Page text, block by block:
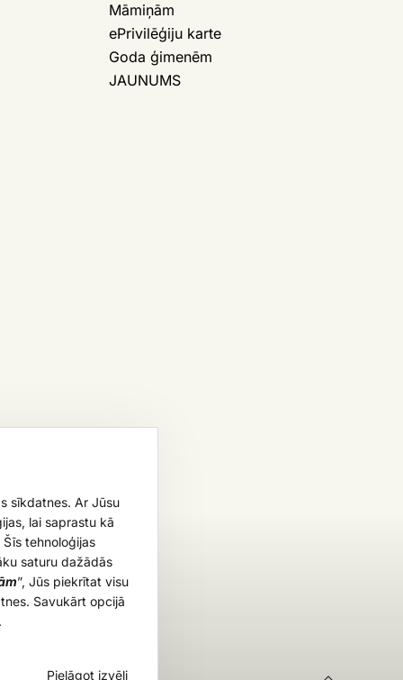
sīkdatnes. Ar Jūsu
lai saprastu kā
tehnoloģijas
saturu dažādās
”, Jūs piekrītat visu
Savukārt opcijā
Pielāgot izvēli
Māmiņām
ePrivilēģiju karte
Goda ģimenēm
JAUNUMS